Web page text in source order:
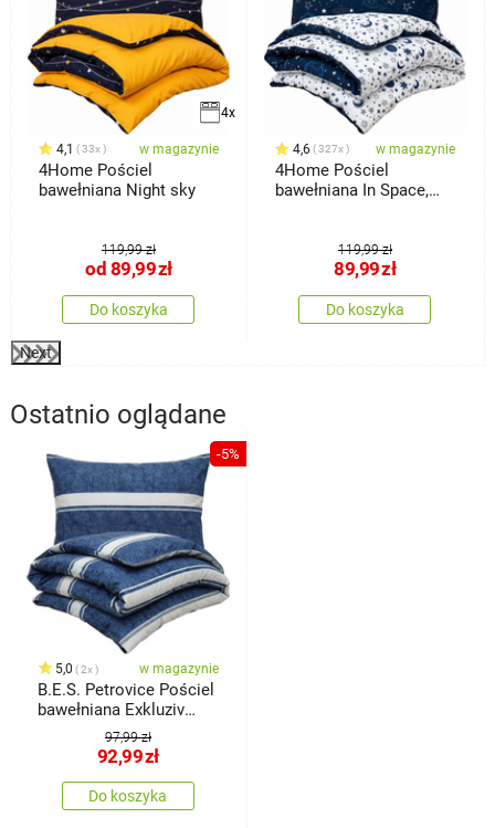
4x
4,1 33x w magazynie
4Home Pościel
bawełniana Night sky
119,99 zł
od 89,99zł
Do koszyka
4,6 327x w magazynie
4Home Pościel
bawełniana In Space,
119,99 zł
89,99zł
Do koszyka
Next
Ostatnio oglądane
-5%
5,0 2x w magazynie
B.E.S. Petrovice Pościel
bawełniana Exkluziv
Blueline, 140 x 200 cm,
70 x 90 cm
97,99 zł
92,99zł
Do koszyka